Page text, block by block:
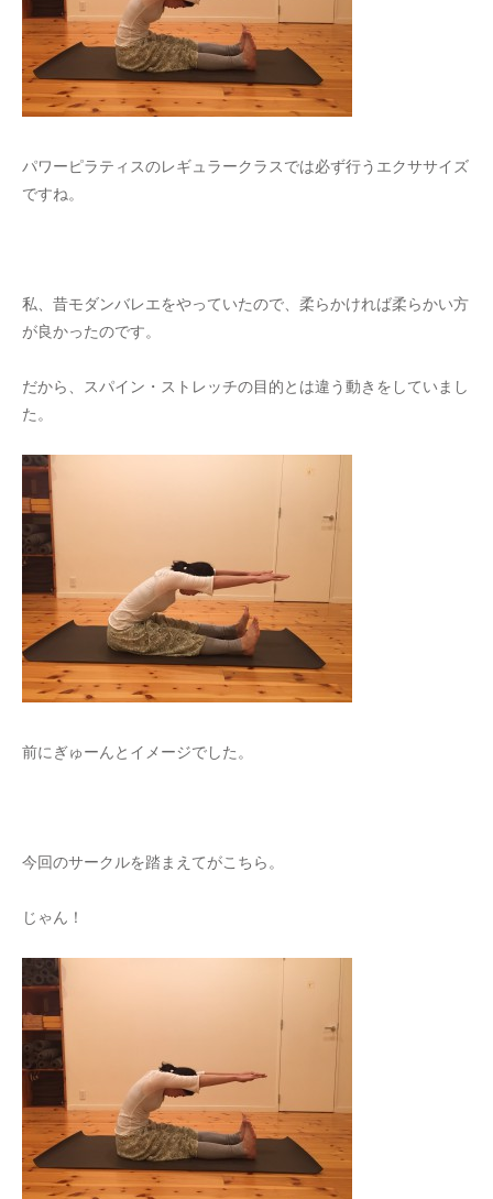
パワーピラティスのレギュラークラスでは必ず行うエクササイズ
ですね。
私、昔モダンバレエをやっていたので、柔らかければ柔らかい方
が良かったのです。
だから、スパイン・ストレッチの目的とは違う動きをしていまし
た。
前にぎゅーんとイメージでした。
今回のサークルを踏まえてがこちら。
じゃん！